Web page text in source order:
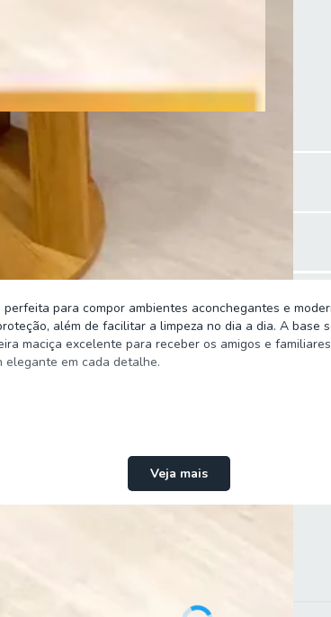
para compor ambientes aconchegantes e
além de facilitar a limpeza no dia a dia. A
maciça excelente para receber os amigos e
elegante em cada detalhe.
Veja mais